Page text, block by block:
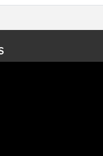
mistral ? Quelles sont ses
h et atteindre 80 à 100 km/h
Il parcourt la basse vallée
le littoral
Camargue.